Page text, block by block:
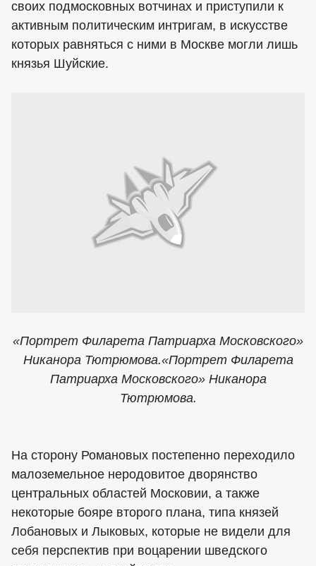
своих подмосковных вотчинах и приступили к
активным политическим интригам, в искусстве
которых равняться с ними в Москве могли лишь
князья Шуйские.
«Портрет Филарета Патриарха Московского»
Никанора Тютрюмова.«Портрет Филарета
Патриарха Московского» Никанора
Тютрюмова.
На сторону Романовых постепенно переходило
малоземельное неродовитое дворянство
центральных областей Московии, а также
некоторые бояре второго плана, типа князей
Лобановых и Лыковых, которые не видели для
себя перспектив при воцарении шведского